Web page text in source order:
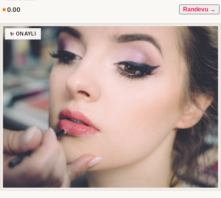
0.00 Randevu →
✨ ONAYLI